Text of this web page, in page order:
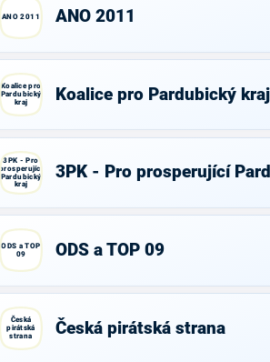
ANO 2011 ANO 2011
Koalice pro
Pardubický
kraj
Koalice pro Pardubický kraj
3PK - Pro
prosperující
Pardubický
kraj
3PK - Pro prosperující
ODS a TOP
09
ODS a TOP 09
Česká
pirátská
strana
Česká pirátská strana